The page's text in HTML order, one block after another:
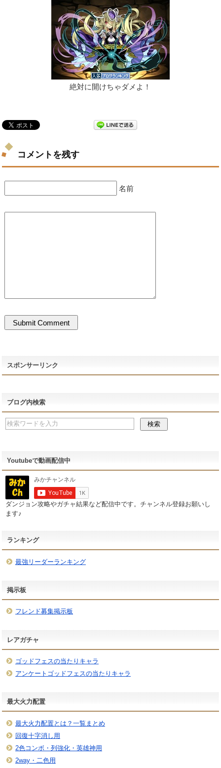
絶対に開けちゃダメよ！
コメントを残す
名前
スポンサーリンク
ブログ内検索
Youtubeで動画配信中
ダンジョン攻略やガチャ結果など配信中です。チャンネル登録お願いし
ます♪
ランキング
最強リーダーランキング
掲示板
フレンド募集掲示板
レアガチャ
ゴッドフェスの当たりキャラ
アンケートゴッドフェスの当たりキャラ
最大火力配置
最大火力配置とは？一覧まとめ
回復十字消し用
2色コンボ・列強化・英雄神用
2way・二色用